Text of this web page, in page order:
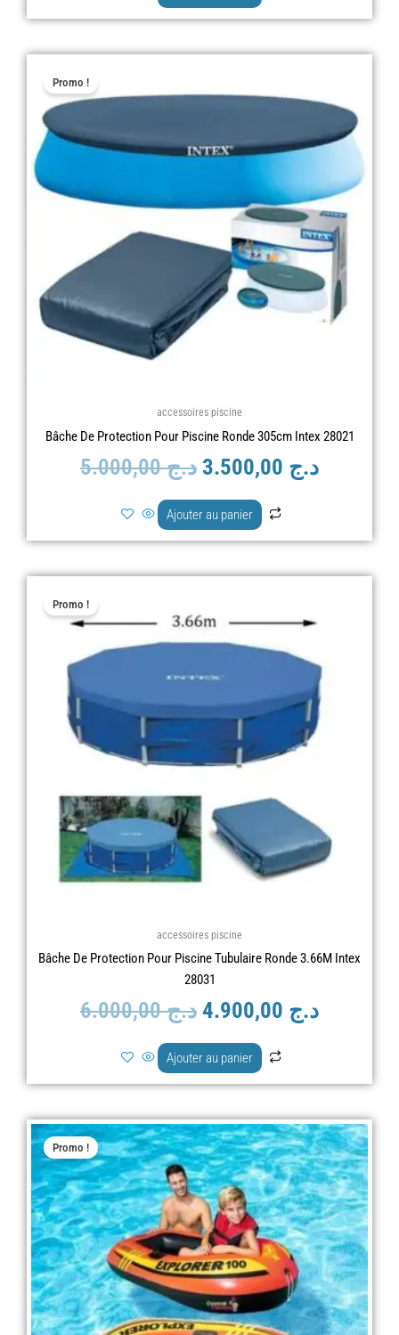
Promo !
accessoires piscine
Bâche De Protection Pour Piscine Ronde 305cm Intex 28021
د.ج5.000,00
prix
était :
د.ج 5.000,00.
د.ج
prix
actuel
est :
Ajouter au panier
Promo !
accessoires piscine
Bâche De Protection Pour Piscine Tubulaire Ronde 3.66M Intex
28031
د.ج6.000,00
prix
initial
était :
د.ج 6.000,00.
د.ج
est :
Ajouter au panier
Promo !
Le
prix
initial
était :
د.ج 6.000,00.
Le
prix
actuel
est :